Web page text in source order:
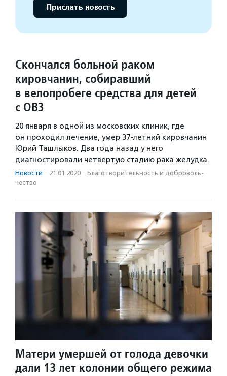
Прислать новость
Скончался больной раком
кировчанин, собиравший
в велопробеге средства для детей
с ОВЗ
20 января в одной из московских клиник, где
он проходил лечение, умер 37-летний кировчанин
Юрий Ташлыков. Два года назад у него
диагностировали четвертую стадию рака желудка.
Новости · 21.01.2020 · Благотвори­тель­ность и доброволь­
чест­во
Матери умершей от голода девочки
дали 13 лет колонии общего режима